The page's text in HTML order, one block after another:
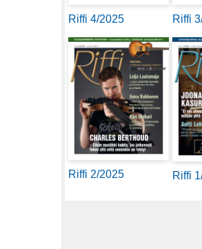
Riffi 4/2025 Riffi
Riffi 2/2025 Riffi